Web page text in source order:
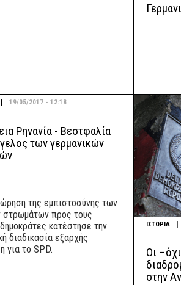
19/05/2017 - 12:18
Ρηνανία - Βεστφαλία
των γερμανικών
της εμπιστοσύνης των
στρωμάτων προς τους
κατέστησε την
διαδικασία εξαρχής
για το SPD.
ΙΣΤΟΡΙΑ |
Οι
στην